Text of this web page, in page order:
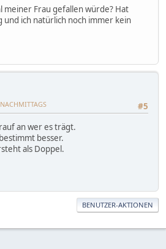
meiner Frau gefallen würde? Hat
und ich natürlich noch immer kein
#5
an wer es trägt.
besser.
als Doppel.
BENUTZER-AKTIONEN